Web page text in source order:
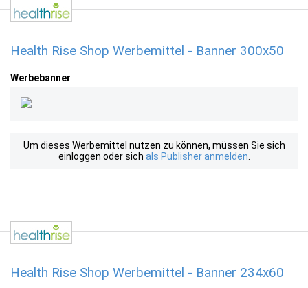
Health Rise Shop Werbemittel - Banner 300x50
Werbebanner
Um dieses Werbemittel nutzen zu können, müssen Sie sich
einloggen oder sich als Publisher anmelden
Health Rise Shop Werbemittel - Banner 234x60